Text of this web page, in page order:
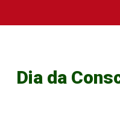
Dia da